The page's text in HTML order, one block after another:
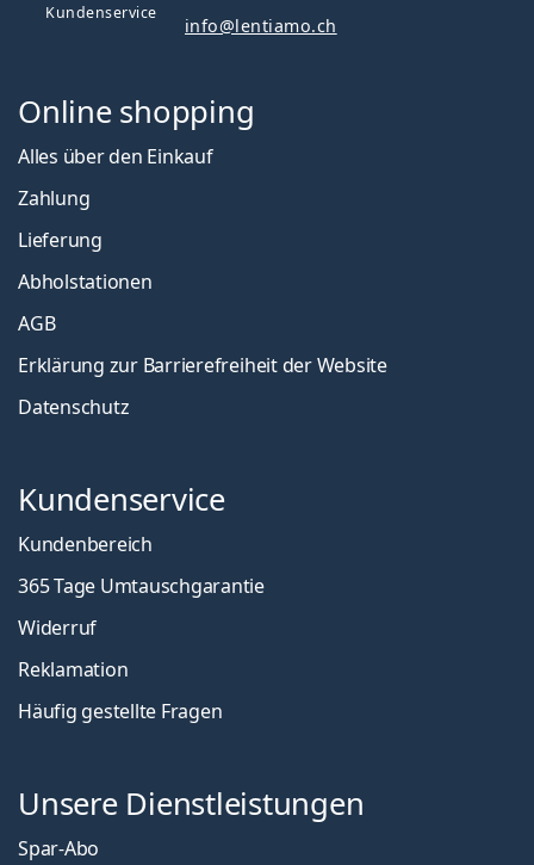
Kundenservice
info@lentiamo.ch
Online shopping
Alles über den Einkauf
Zahlung
Lieferung
Abholstationen
AGB
Erklärung zur Barrierefreiheit der Website
Datenschutz
Kundenservice
Kundenbereich
365 Tage Umtauschgarantie
Widerruf
Reklamation
Häufig gestellte Fragen
Unsere Dienstleistungen
Spar-Abo